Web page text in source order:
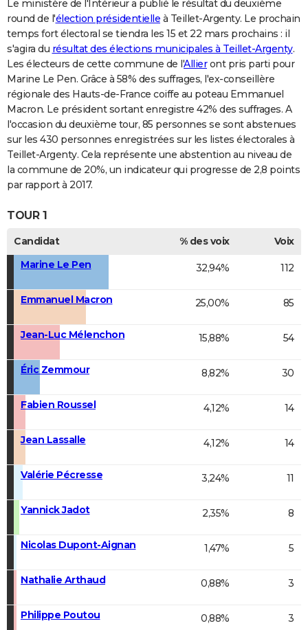
Le ministère de l'Intérieur a publié le résultat du deuxième
round de l'élection présidentielle à Teillet-Argenty. Le prochain
temps fort électoral se tiendra les 15 et 22 mars prochains : il
s'agira du résultat des élections municipales à Teillet-Argenty.
Les électeurs de cette commune de l'Allieront pris parti pour
Marine Le Pen. Grâce à 58% des suffrages, l'ex-conseillère
régionale des Hauts-de-France coiffe au poteau Emmanuel
Macron. Le président sortant enregistre 42% des suffrages. A
l'occasion du deuxième tour, 85 personnes se sont abstenues
sur les 430 personnes enregistrées sur les listes électorales à
Teillet-Argenty. Cela représente une abstention au niveau de
la commune de 20%, un indicateur qui progresse de 2,8 points
par rapport à 2017.
TOUR 1
Candidat % des voix
Voix
Marine Le Pen
32,94% 112
Emmanuel Macron 25,00% 85
Jean-Luc Mélenchon 15,88% 54
Éric Zemmour 8,82% 30
Fabien Roussel 4,12% 14
Jean Lassalle 4,12% 14
Valérie Pécresse 3,24% 11
Yannick Jadot 2,35% 8
Nicolas Dupont-Aignan 1,47% 5
Nathalie Arthaud 0,88% 3
Philippe Poutou 0,88% 3